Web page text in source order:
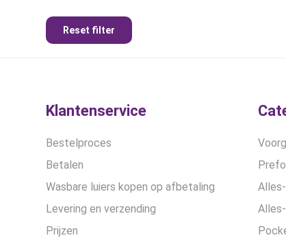
Reset filter
Klantenservice
Bestelproces
Betalen
Wasbare luiers kopen op afbetaling
Levering en verzending
Prijzen